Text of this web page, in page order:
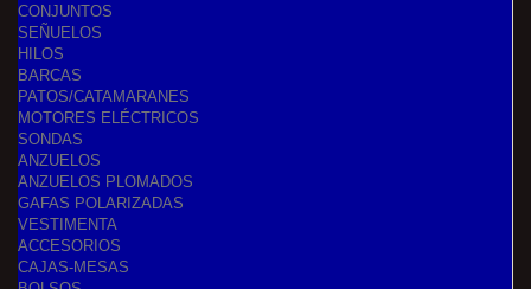
CONJUNTOS
SEÑUELOS
HILOS
BARCAS
PATOS/CATAMARANES
MOTORES ELÉCTRICOS
SONDAS
ANZUELOS
ANZUELOS PLOMADOS
GAFAS POLARIZADAS
VESTIMENTA
ACCESORIOS
CAJAS-MESAS